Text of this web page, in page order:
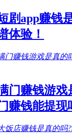
剧app赚钱
体验！
门赚钱游戏
赚钱能提现